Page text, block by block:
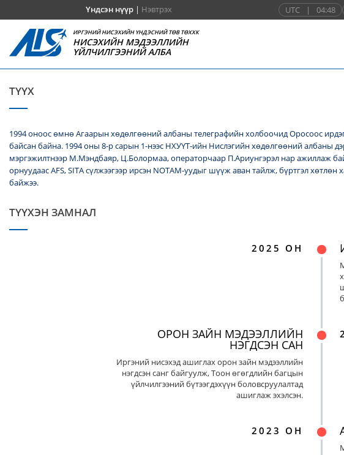
Үндсэн нүүр| Нэвтрэх UTC | 04:48
ИРГЭНИЙ НИСЭХИЙН ҮНДЭСНИЙ ТӨВ ТӨХХК
НИСЭХИЙН МЭДЭЭЛЛИЙН
ҮЙЛЧИЛГЭЭНИЙ АЛБА
ТҮҮХ
1994 оноос өмнө Агаарын хөдөлгөөний албаны телеграфийн холбоочид Оросоос
байсан байна. 1994 оны 8-р сарын 1-нээс НХУҮТ-ийн Нислэгийн хөдөлгөөний албаны
мэргэжилтнээр М.Мэндбаяр, Ц.Болормаа, операторчаар П.Ариунгэрэл нар ажиллаж
орнуудаас AFS, SITA сүлжээгээр ирсэн NОТАМ-уудыг шүүж аван тайлж, бүртгэл
байжээ.
ТҮҮХЭН ЗАМНАЛ
2025 ОН
ОРОН ЗАЙН МЭДЭЭЛЛИЙН
НЭГДСЭН САН
Иргэний нисэхэд ашиглах орон зайн мэдээллийн
нэгдсэн санг байгуулж, Тоон өгөгдлийн багцын
үйлчилгээний бүтээгдэхүүн боловсруулалтад
ашиглаж эхэлсэн.
2023 ОН